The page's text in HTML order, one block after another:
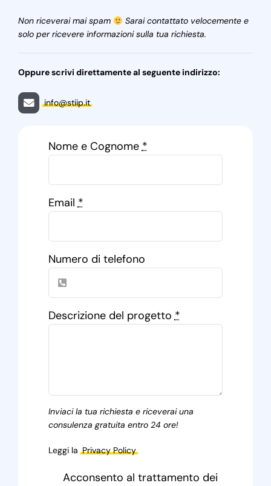
Non riceverai mai spam
Sarai contattato velocemente e
solo per ricevere informazioni sulla tua richiesta.
Oppure scrivi direttamente al seguente indirizzo:
info@stiip.it
Nome e Cognome*
Email*
Numero di telefono
Descrizione del progetto*
Inviaci la tua richiesta e riceverai una
consulenza gratuita entro 24 ore!
Leggi la Privacy Policy
Acconsento al trattamento dei